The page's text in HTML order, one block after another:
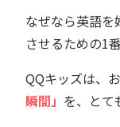
なぜなら英語
させるための1
QQキッズは、
瞬間」 を、とて